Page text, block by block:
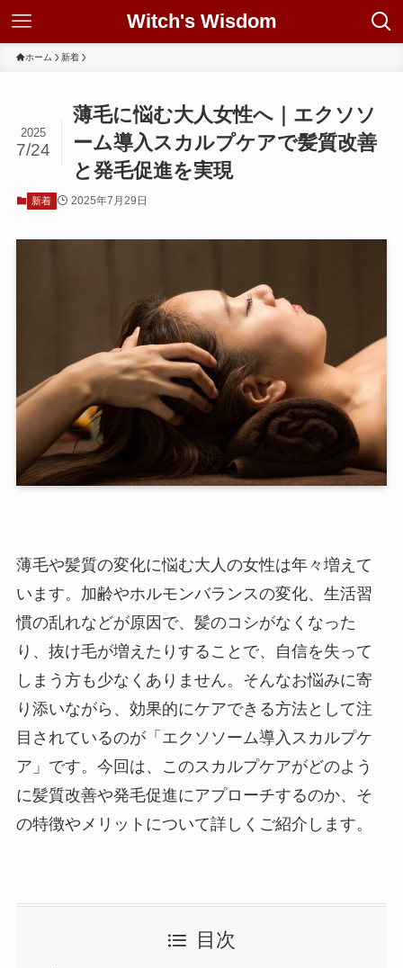
Witch's Wisdom
ホーム 新着
薄毛に悩む大人女性へ｜エクソソ
ーム導入スカルプケアで髪質改善
と発毛促進を実現
2025
7/24
新着 2025年7月29日
薄毛や髪質の変化に悩む大人の女性は年々増えて
います。加齢やホルモンバランスの変化、生活習
慣の乱れなどが原因で、髪のコシがなくなった
り、抜け毛が増えたりすることで、自信を失って
しまう方も少なくありません。そんなお悩みに寄
り添いながら、効果的にケアできる方法として注
目されているのが「エクソソーム導入スカルプケ
ア」です。今回は、このスカルプケアがどのよう
に髪質改善や発毛促進にアプローチするのか、そ
の特徴やメリットについて詳しくご紹介します。
目次